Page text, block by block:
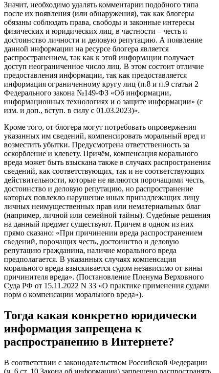
Значит, необходимо удалять комментарии подобного типа
после их появления (или обнаружения), так как блогеры
обязаны соблюдать права, свободы и законные интересы
физических и юридических лиц, в частности – честь и
достоинство личности и деловую репутацию. А появление
данной информации на ресурсе блогера является
распространением, так как к этой информации получает
доступ неограниченное число лиц. В этом состоит отличие
предоставления информации, так как предоставляется
информация ограниченному кругу лиц (п.8 и п.9 статьи 2
Федерального закона №149-ФЗ «Об информации,
информационных технологиях и о защите информации» (с
изм. и доп., вступ. в силу с 01.03.2023)».
Кроме того, от блогера могут потребовать опровержения
указанных им сведений, компенсировать моральный вред и
возместить убытки. Предусмотрена ответственность за
оскорбление и клевету. Причём, компенсация морального
вреда может быть взыскана также в случаях распространения
сведений, как соответствующих, так и не соответствующих
действительности, которые не являются порочащими честь,
достоинство и деловую репутацию, но распространение
которых повлекло нарушение иных принадлежащих лицу
личных неимущественных прав или нематериальных благ
(например, личной или семейной тайны). Судебные решения
на данный предмет существуют. Причем в одном из них
прямо сказано: «При причинении вреда распространением
сведений, порочащих честь, достоинство и деловую
репутацию гражданина, наличие морального вреда
предполагается. В указанных случаях компенсация
морального вреда взыскивается судом независимо от вины
причинителя вреда». (Постановление Пленума Верховного
Суда РФ от 15.11.2022 N 33 «О практике применения судами
норм о компенсации морального вреда»).
Тогда какая конкретно юридически
информация запрещена к
распространению в Интернете?
В соответствии с законодательством Российской Федерации
(ч. 6 ст. 10 Закона об информации) запрещено распространять